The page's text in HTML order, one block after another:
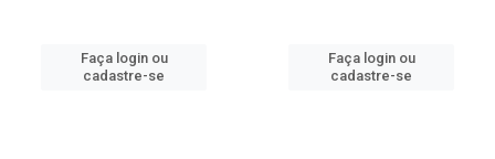
Faça login ou
cadastre-se
Faça login ou
cadastre-se